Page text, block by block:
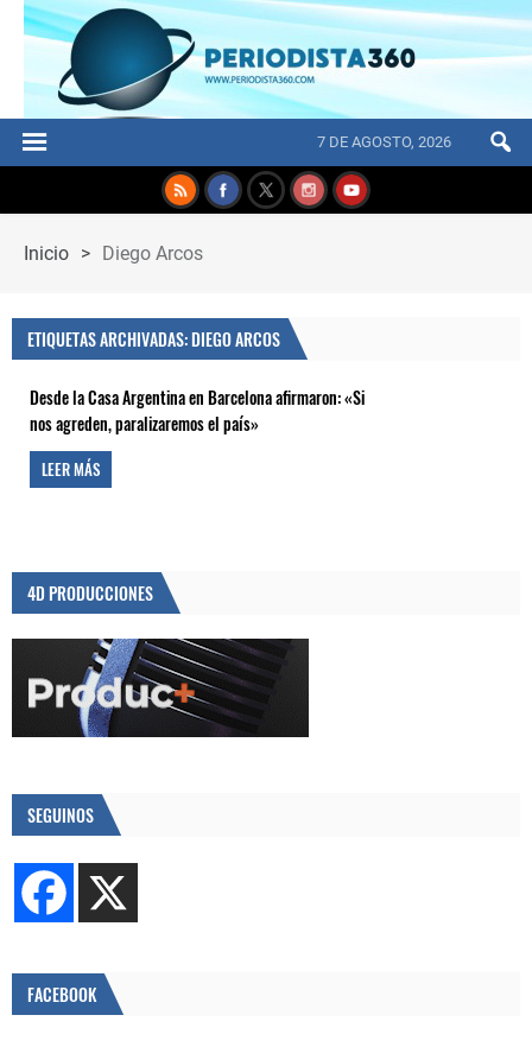
7 DE AGOSTO, 2026
Inicio > Diego Arcos
ETIQUETAS ARCHIVADAS: DIEGO ARCOS
Desde la Casa Argentina en Barcelona afirmaron: «Si
nos agreden, paralizaremos el país»
LEER MÁS
4D PRODUCCIONES
SEGUINOS
FACEBOOK